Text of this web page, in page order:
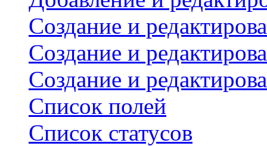
Создание и
Создание и
Создание и
Список полей
Список статусов